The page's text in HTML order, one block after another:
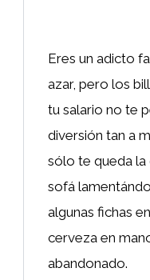
Eres un adicto
azar, pero los
tu salario no te
diversión tan a
sólo te queda
sofá
algunas fichas
cerveza en
abandonado.